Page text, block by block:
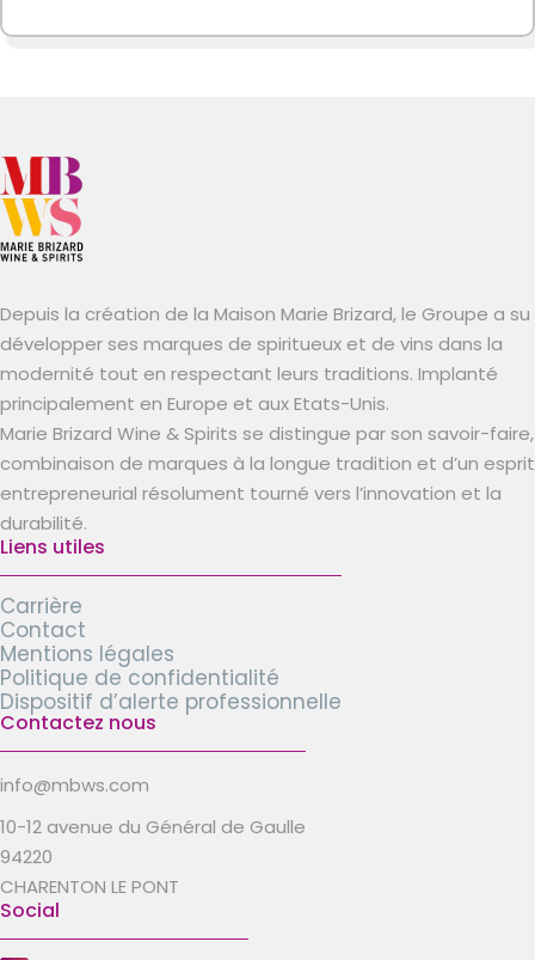
Depuis la création de la Maison Marie Brizard, le Groupe a su
développer ses marques de spiritueux et de vins dans la
modernité tout en respectant leurs traditions. Implanté
principalement en Europe et aux Etats-Unis.
Marie Brizard Wine & Spirits se distingue par son savoir-faire,
combinaison de marques à la longue tradition et d’un esprit
entrepreneurial résolument tourné vers l’innovation et la
durabilité.
Liens utiles
Carrière
Contact
Mentions légales
Politique de confidentialité
Dispositif d’alerte professionnelle
Contactez nous
info@mbws.com
10-12 avenue du Général de Gaulle
94220
CHARENTON LE PONT
Social